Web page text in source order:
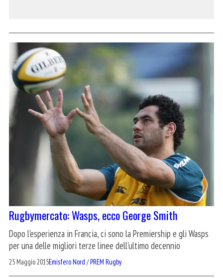
Rugbymercato: Wasps, ecco George Smith
Dopo l'esperienza in Francia, ci sono la Premiership e gli Wasps
per una delle migliori terze linee dell'ultimo decennio
25 Maggio 2015Emisfero Nord /PREM Rugby